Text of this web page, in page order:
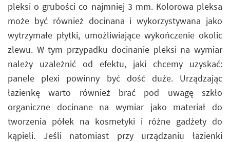
pleksi o grubości co najmniej 3 mm. Kolorowa pleksa
może być również docinana i wykorzystywana jako
wytrzymałe płytki, umożliwiające wykończenie okolic
zlewu. W tym przypadku docinanie pleksi na wymiar
należy uzależnić od efektu, jaki chcemy uzyskać:
panele plexi powinny być dość duże. Urządzając
łazienkę warto również brać pod uwagę szkło
organiczne docinane na wymiar jako materiał do
tworzenia półek na kosmetyki i różne gadżety do
kąpieli. Jeśli natomiast przy urządzaniu łazienki